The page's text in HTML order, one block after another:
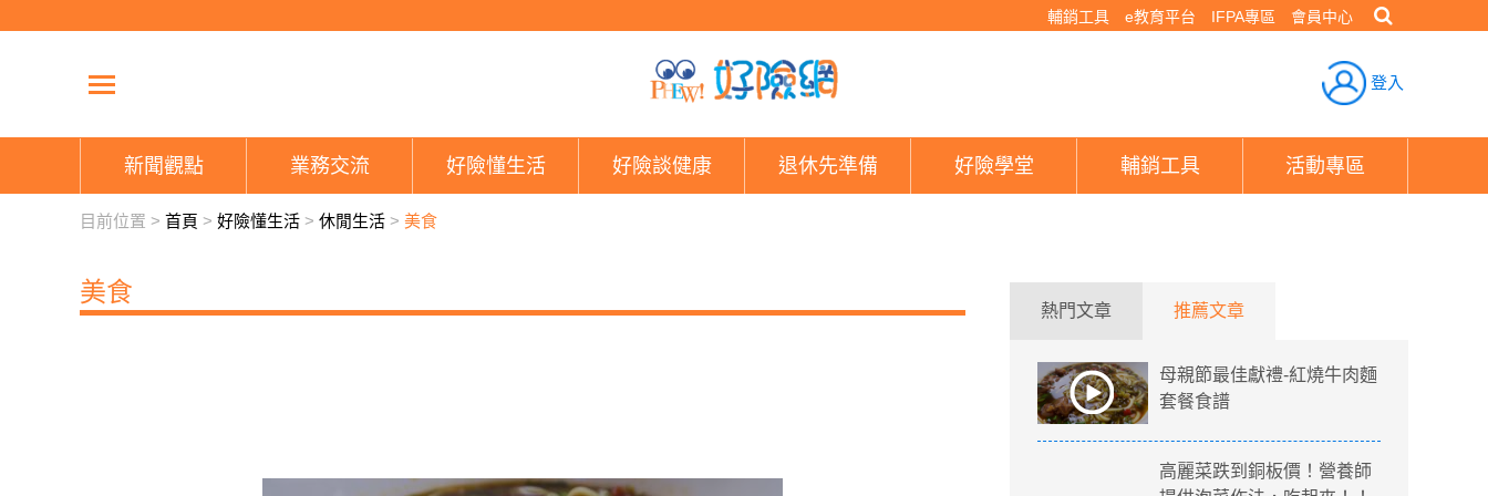
輔銷工具 e教育平台 IFPA專區 會員中心
登入
新聞觀點 業務交流 好險懂生活 好險談健康 退休先準備 好險學堂 輔銷工具 活動專區
目前位置 > 首頁 > 好險懂生活 > 休閒生活 > 美食
美食
熱門文章 推薦文章
母親節最佳獻禮-紅燒牛肉麵
套餐食譜
高麗菜跌到銅板價！營養師